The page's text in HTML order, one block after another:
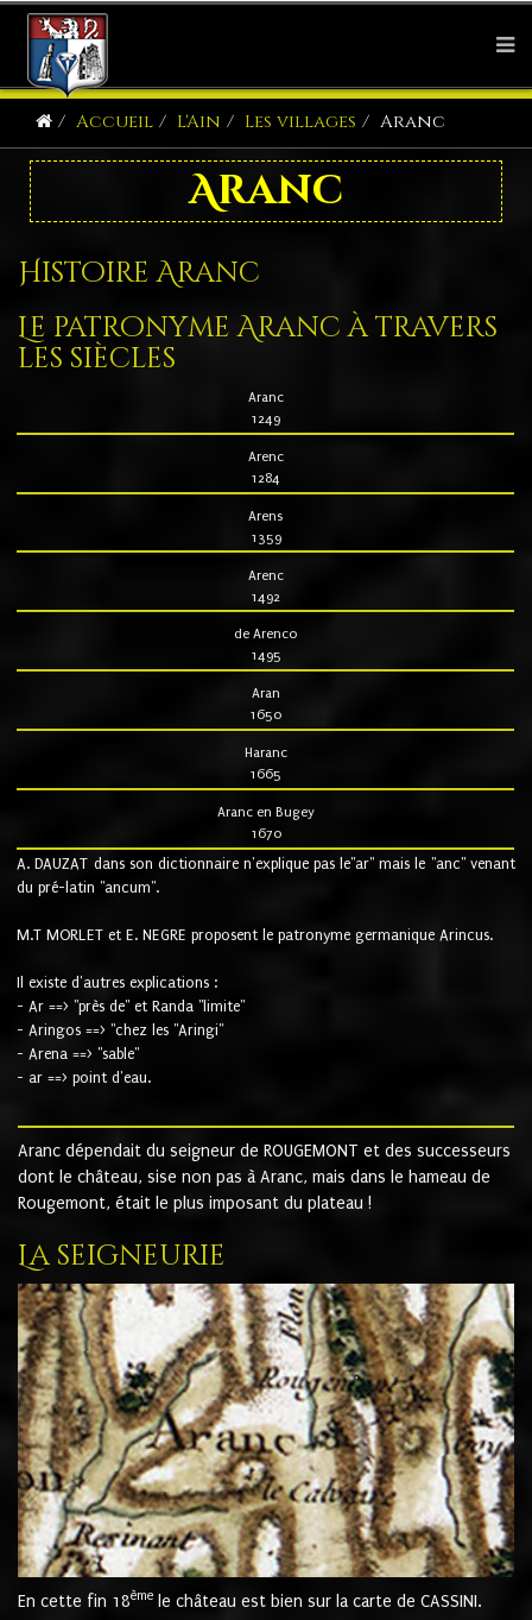
Accueil L'Ain Les villages Aranc
Aranc
Histoire Aranc
Le patronyme Aranc à travers
les siècles
Aranc
1249
Arenc
1284
Arens
1359
Arenc
1492
de Arenco
1495
Aran
1650
Haranc
1665
Aranc en Bugey
1670
A. DAUZAT dans son dictionnaire n'explique pas le"ar" mais le "anc" venant
du pré-latin "ancum".
M.T MORLET et E. NEGRE proposent le patronyme germanique Arincus.
Il existe d'autres explications :
- Ar ==> "près de" et Randa "limite"
- Aringos ==> "chez les "Aringi"
- Arena ==> "sable"
- ar ==> point d'eau.
Aranc dépendait du seigneur de ROUGEMONT et des successeurs
dont le château, sise non pas à Aranc, mais dans le hameau de
Rougemont, était le plus imposant du plateau !
La seigneurie
En cette fin 18ème le château est bien sur la carte de CASSINI.